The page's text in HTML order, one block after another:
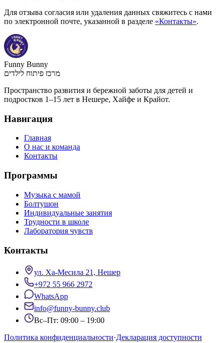
Для отзыва согласия или удаления данных свяжитесь с нами
по электронной почте, указанной в разделе «Контакты».
Funny Bunny
מרכז פיתוח לילדים
Пространство развития и бережной заботы для детей и
подростков 1–15 лет в Нешере, Хайфе и Крайот.
Навигация
Главная
О нас и команда
Контакты
Программы
Музыка с мамой
Болтушон
Индивидуальные занятия
Трудности в школе
Лаборатория чувств
Контакты
ул. Ха-Месила 21, Нешер
+972 55 966 2972
WhatsApp
info@funny-bunny.club
Вс–Пт: 09:00 – 19:00
Политика конфиденциальности·Декларация доступности